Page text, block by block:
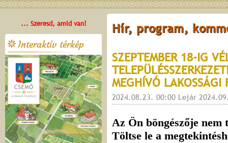
... Szeresd, amid van!
Interaktív térkép
Hír, program,
SZEPTEMBER 18-IG
MEGHÍVÓ LAKOSSÁGI
2024.08.23. 00:00 Lejár